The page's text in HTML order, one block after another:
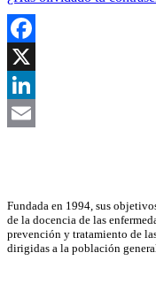
Facebook
X
LinkedIn
Fundada en 1994, sus
de la docencia de las
prevención y tratamiento de
dirigidas a la población